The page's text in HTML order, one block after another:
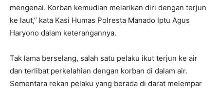
mengenai. Korban kemudian melarikan diri dengan terjun
ke laut,” kata Kasi Humas Polresta Manado Iptu Agus
Haryono dalam keterangannya.
Tak lama berselang, salah satu pelaku ikut terjun ke air
dan terlibat perkelahian dengan korban di dalam air.
Sementara rekan pelaku yang berada di darat melempar